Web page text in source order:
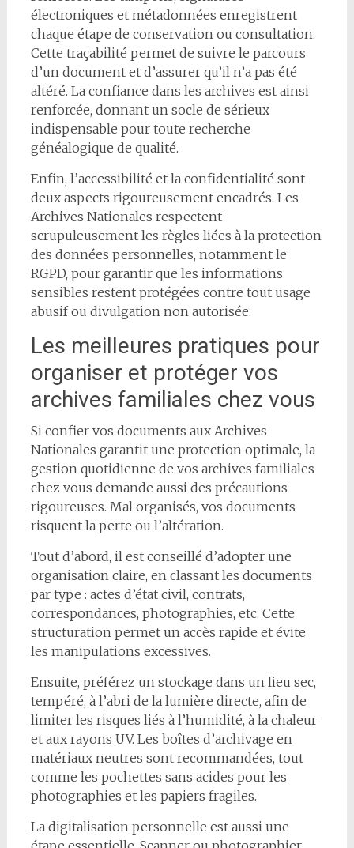
électroniques et métadonnées enregistrent
chaque étape de conservation ou consultation.
Cette traçabilité permet de suivre le parcours
d’un document et d’assurer qu’il n’a pas été
altéré. La confiance dans les archives est ainsi
renforcée, donnant un socle de sérieux
indispensable pour toute recherche
généalogique de qualité.
Enfin, l’accessibilité et la confidentialité sont
deux aspects rigoureusement encadrés. Les
Archives Nationales respectent
scrupuleusement les règles liées à la protection
des données personnelles, notamment le
RGPD, pour garantir que les informations
sensibles restent protégées contre tout usage
abusif ou divulgation non autorisée.
Les meilleures pratiques pour
organiser et protéger vos
archives familiales chez vous
Si confier vos documents aux Archives
Nationales garantit une protection optimale, la
gestion quotidienne de vos archives familiales
chez vous demande aussi des précautions
rigoureuses. Mal organisés, vos documents
risquent la perte ou l’altération.
Tout d’abord, il est conseillé d’adopter une
organisation claire, en classant les documents
par type : actes d’état civil, contrats,
correspondances, photographies, etc. Cette
structuration permet un accès rapide et évite
les manipulations excessives.
Ensuite, préférez un stockage dans un lieu sec,
tempéré, à l’abri de la lumière directe, afin de
limiter les risques liés à l’humidité, à la chaleur
et aux rayons UV. Les boîtes d’archivage en
matériaux neutres sont recommandées, tout
comme les pochettes sans acides pour les
photographies et les papiers fragiles.
La digitalisation personnelle est aussi une